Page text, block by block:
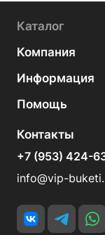
Каталог
Компания
Информация
Помощь
Контакты
+7 (953) 424-
info@vip-